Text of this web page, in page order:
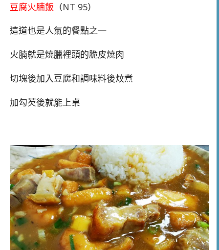
豆腐火腩飯 （NT 95）
這道也是人氣的餐點之一
火腩就是燒臘裡頭的脆皮燒肉
切塊後加入豆腐和調味料後炆煮
加勾芡後就能上桌